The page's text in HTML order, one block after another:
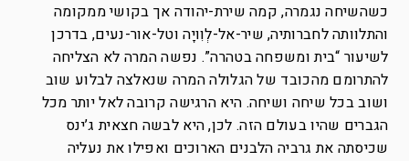
כשהשיחה נגמרה, קמה שירת-יהודה אך בקושי ממקומה
והתלוותה לחברותיה, שיר-אל-לְוִויָה וטל-אור-נעים, בדרכן
לשיעור “בית ומשפחה בטהרה”. נפשה המרה לא הצליחה
להתרומם מהכובד של הגלולה המרה שנאלצה לבלוע שוב
ושוב בכל שיחה ושיחה. היא הרגישה קרובה לאל יותר מכל
הגברים שהיו בעולם הזה. לכן, היא לבשה חצאית ג’ינס
שכיסתה את גרביה הלבנים הארוכים ואפילו את נעליה